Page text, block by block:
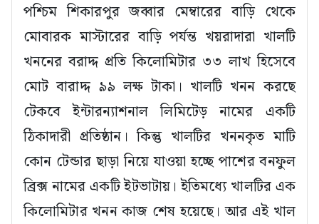
পশ্চিম শিকারপুর জব্বার মেম্বারের বাড়ি থেকে
মোবারক মাস্টারের বাড়ি পর্যন্ত খয়রাদারা খালটি
খননের বরাদ্দ প্রতি কিলোমিটার ৩৩ লাখ হিসেবে
মোট বারাদ্দ ৯৯ লক্ষ টাকা। খালটি খনন করছে
টেকবে ইন্টারন্যাশনাল লিমিটেড় নামের একটি
ঠিকাদারী প্রতিষ্ঠান। কিন্তু খালটির খননকৃত মাটি
কোন টেন্ডার ছাড়া নিয়ে যাওয়া হচ্ছে পাশের বনফুল
ব্রিক্স নামের একটি ইটভাটায়। ইতিমধ্যে খালটির এক
কিলোমিটার খনন কাজ শেষ হয়েছে। আর এই খাল